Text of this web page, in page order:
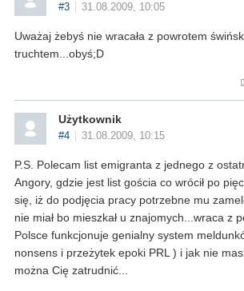
#3 31.08.2009, 10:05
Uważaj żebyś nie wracała z powrotem
truchtem...obyś;D
Użytkownik
#4 31.08.2009, 10:15
P.S. Polecam list emigranta z jednego z
Angory, gdzie jest list gościa co wrócił po
się, iż do podjęcia pracy potrzebne mu
nie miał bo mieszkał u znajomych...wraca z
Polsce funkcjonuje genialny system
nonsens i przeżytek epoki PRL ) i jak nie
można Cię zatrudnić...